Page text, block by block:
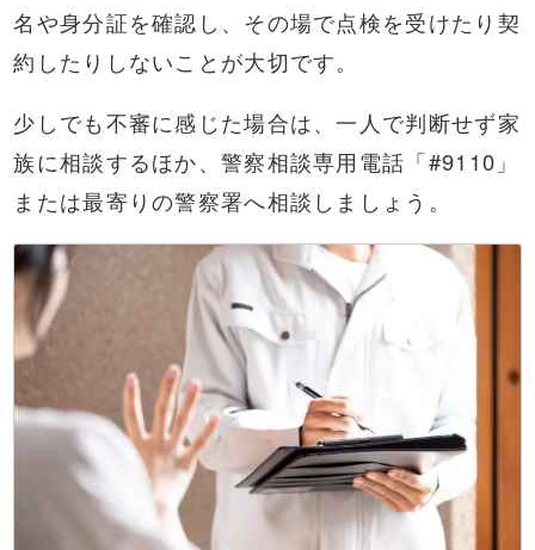
名や身分証を確認し、その場で点検を受けたり契
約したりしないことが大切です。
少しでも不審に感じた場合は、一人で判断せず家
族に相談するほか、警察相談専用電話「#9110」
または最寄りの警察署へ相談しましょう。